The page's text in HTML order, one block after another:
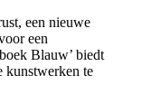
een nieuwe
een
Blauw’ biedt
kunstwerken te